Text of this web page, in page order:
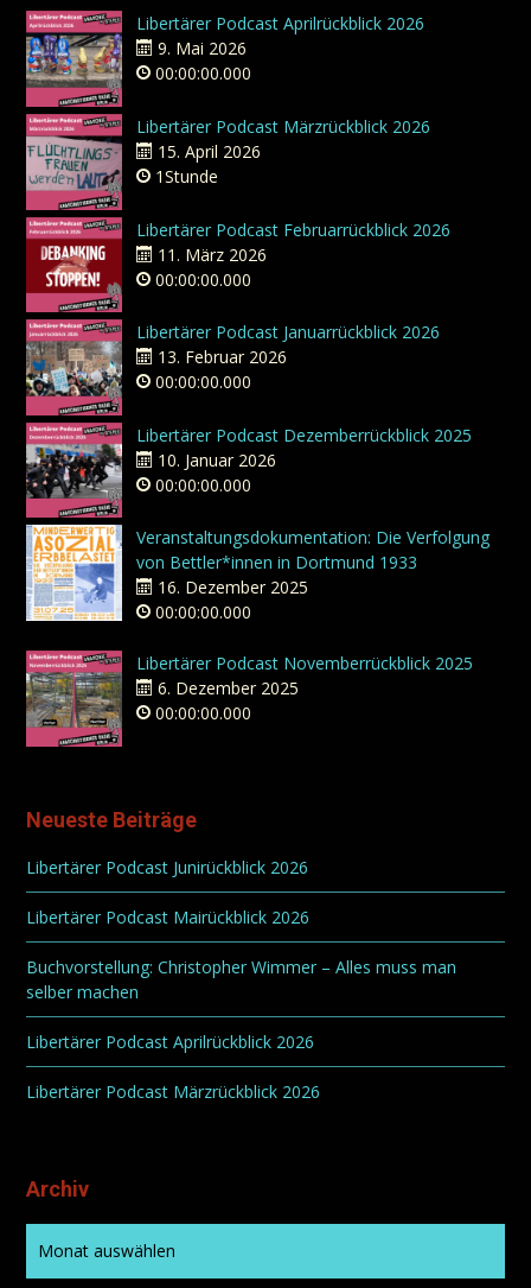
Libertärer Podcast Aprilrückblick 2026
9. Mai 2026
00:00:00.000
Libertärer Podcast Märzrückblick 2026
15. April 2026
1Stunde
Libertärer Podcast Februarrückblick 2026
11. März 2026
00:00:00.000
Libertärer Podcast Januarrückblick 2026
13. Februar 2026
00:00:00.000
Libertärer Podcast Dezemberrückblick 2025
10. Januar 2026
00:00:00.000
Veranstaltungsdokumentation: Die Verfolgung
von Bettler*innen in Dortmund 1933
16. Dezember 2025
00:00:00.000
Libertärer Podcast Novemberrückblick 2025
6. Dezember 2025
00:00:00.000
Neueste Beiträge
Libertärer Podcast Junirückblick 2026
Libertärer Podcast Mairückblick 2026
Buchvorstellung: Christopher Wimmer – Alles muss man
selber machen
Libertärer Podcast Aprilrückblick 2026
Libertärer Podcast Märzrückblick 2026
Archiv